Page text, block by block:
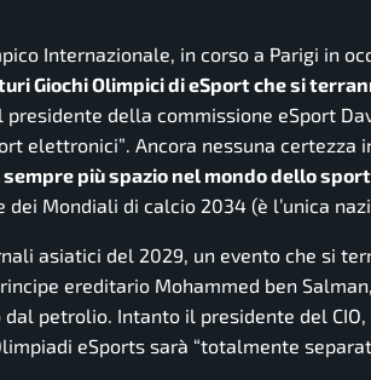
Internazionale, in corso a Parigi in
Giochi Olimpici di eSport che si
della commissione eSport
elettronici”. Ancora nessuna certezza
sempre più spazio nel mondo dello sport
Mondiali di calcio 2034 (è l’unica
asiatici del 2029, un evento che si
ereditario Mohammed ben
petrolio. Intanto il presidente del CIO,
eSports sarà “totalmente